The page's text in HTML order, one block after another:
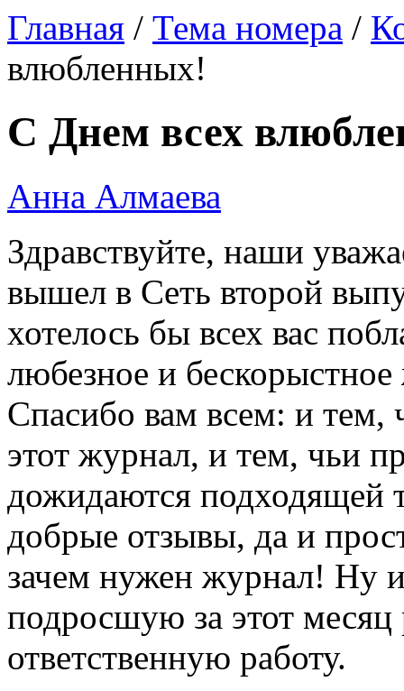
Главная / Тема номера /
влюбленных!
С Днем всех
Анна Алмаева
Здравствуйте, наши
вышел в Сеть второй
хотелось бы всех вас
любезное и
Спасибо вам всем: и тем,
этот журнал, и тем, чьи
дожидаются подходящей
добрые отзывы, да и
зачем нужен журнал! Ну
подросшую за этот
ответственную работу.